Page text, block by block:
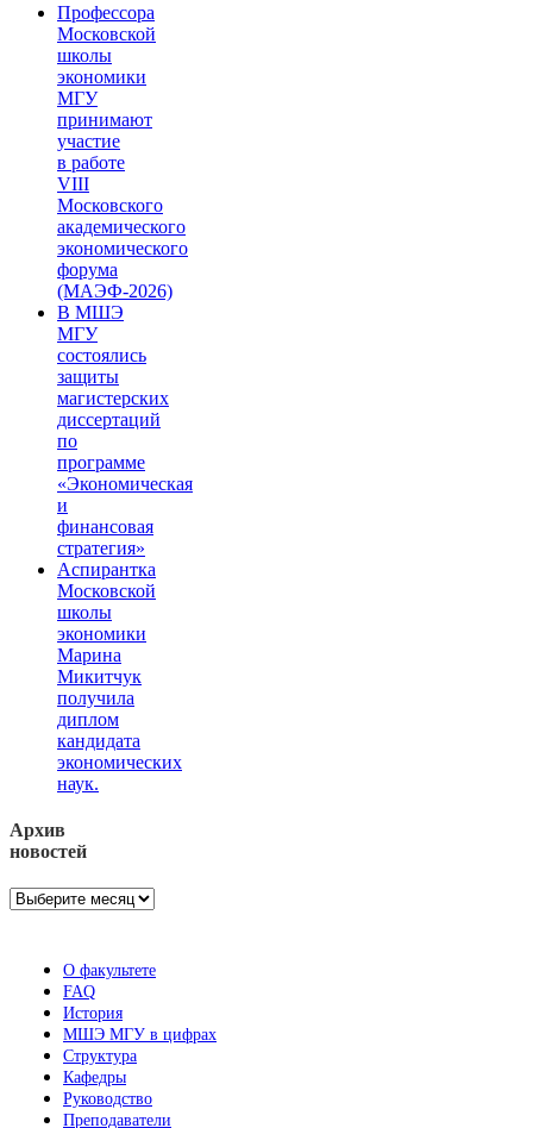
Профессора
Московской
школы
экономики
МГУ
принимают
участие
в работе
VIII
Московского
академического
экономического
форума
(МАЭФ-2026)
В МШЭ
МГУ
состоялись
защиты
магистерских
диссертаций
по
программе
«Экономическая
и
финансовая
стратегия»
Аспирантка
Московской
школы
экономики
Марина
Микитчук
получила
диплом
кандидата
экономических
наук.
Архив
новостей
Архив
О факультете
FAQ
История
МШЭ МГУ в цифрах
Структура
Кафедры
Руководство
Преподаватели